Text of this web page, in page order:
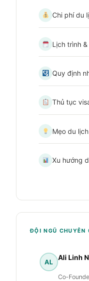
Chi phí du
Lịch trình
Quy định
Thủ tục
Mẹo du
Xu hướng
ĐỘI NGŨ CHUYÊN
AL
Ali Linh
Co-